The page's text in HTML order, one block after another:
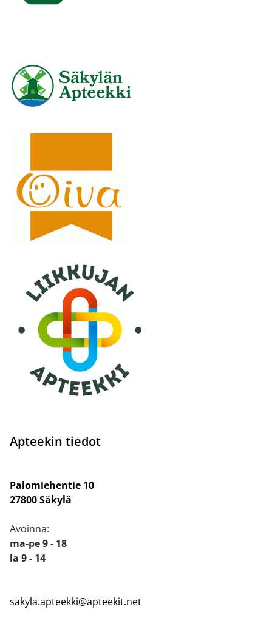
Apteekin tiedot
Palomiehentie 10
27800 Säkylä
Avoinna:
ma-pe 9 - 18
la 9 - 14
sakyla.apteekki@apteekit.net